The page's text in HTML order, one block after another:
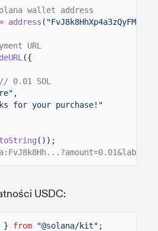
wallet address
address (
URL
({
// 0.01 SOL
,
for your purchase!"
toString ());
USDC:
} from "@solana/kit" ;